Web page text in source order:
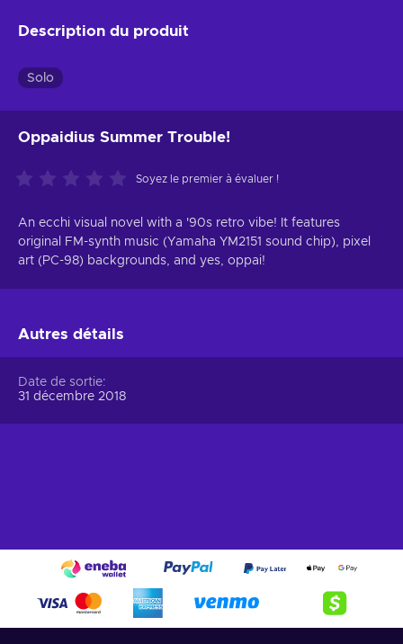
Description du produit
Solo
Oppaidius Summer Trouble!
Soyez le premier à évaluer !
An ecchi visual novel with a '90s retro vibe! It features
original FM-synth music (Yamaha YM2151 sound chip), pixel
art (PC-98) backgrounds, and yes, oppai!
Autres détails
Date de sortie
31 décembre 2018